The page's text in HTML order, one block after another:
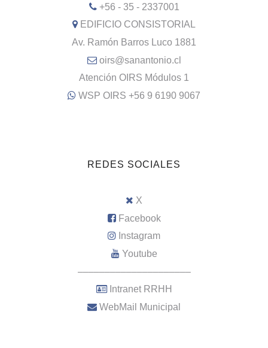
+56 - 35 - 2337001
EDIFICIO CONSISTORIAL
Av. Ramón Barros Luco 1881
oirs@sanantonio.cl
Atención OIRS Módulos 1
WSP OIRS +56 9 6190 9067
REDES SOCIALES
X
Facebook
Instagram
Youtube
–––––––––––––––––––––
Intranet RRHH
WebMail Municipal